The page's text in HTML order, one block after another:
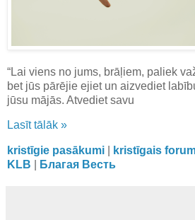
“Lai viens no jums, brāļiem, paliek
bet jūs pārējie ejiet un aizvediet
jūsu mājās. Atvediet savu
Lasīt tālāk »
kristīgie pasākumi kristīgais
KLB
Благая Весть